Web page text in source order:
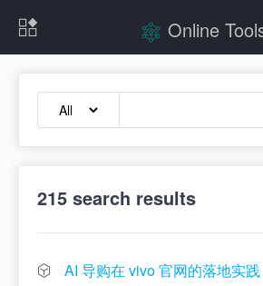
Online
215 search results
AI 导购在 vivo 官网的落地实践